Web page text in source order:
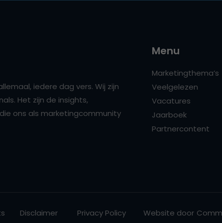
iedere dag vers. Wij zijn
Het zijn de insights,
ons als marketingcommunity
Menu
Marketingthema’s
Veelgelezen
Vacatures
Jaarboek
Partnercontent
Disclaimer Privacy Policy Website door